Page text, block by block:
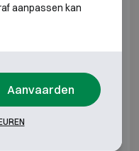
D380
D380 H350 B380
B450 D380 H500 B380
D380
aanpassen kan
Aanvaarden